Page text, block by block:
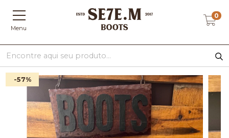
Menu
0
-57%